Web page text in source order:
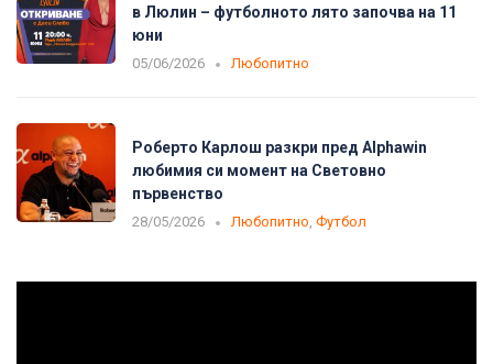
в Люлин – футболното лято започва на 11
юни
05/06/2026 Любопитно
Роберто Карлош разкри пред Alphawin
любимия си момент на Световно
първенство
28/05/2026 Любопитно Футбол